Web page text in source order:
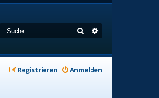
Suche
Anmelden
Registrieren